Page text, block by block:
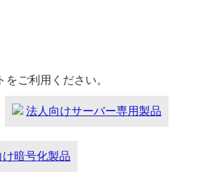
ご利用ください。
法人向けサーバー専用製品
け暗号化製品